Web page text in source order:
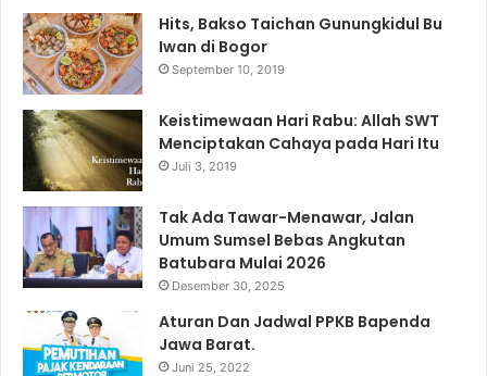
Hits, Bakso Taichan Gunungkidul Bu
Iwan di Bogor
September 10, 2019
Keistimewaan Hari Rabu: Allah SWT
Menciptakan Cahaya pada Hari Itu
Juli 3, 2019
Tak Ada Tawar-Menawar, Jalan
Umum Sumsel Bebas Angkutan
Batubara Mulai 2026
Desember 30, 2025
Aturan Dan Jadwal PPKB Bapenda
Jawa Barat.
Juni 25, 2022